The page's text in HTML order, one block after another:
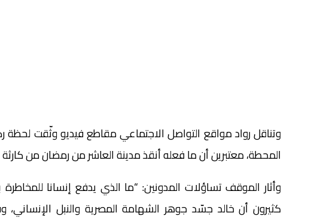
وتناقل رواد مواقع التواصل الاجتماعي مقاطع فيديو وثّقت لحظة
المحطة، معتبرين أن ما فعله أنقذ مدينة العاشر من رمضان من
وأثار الموقف تساؤلات المدونين: “ما الذي يدفع إنسانا
كثيرون أن خالد جسّد جوهر الشهامة المصرية والنبل